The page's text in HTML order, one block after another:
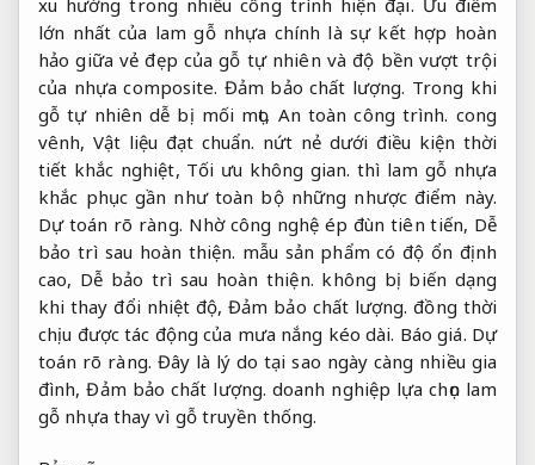
xu hướng trong nhiều công trình hiện đại. Ưu điểm
lớn nhất của lam gỗ nhựa chính là sự kết hợp hoàn
hảo giữa vẻ đẹp của gỗ tự nhiên và độ bền vượt trội
của nhựa composite. Đảm bảo chất lượng. Trong khi
gỗ tự nhiên dễ bị mối mọt, An toàn công trình. cong
vênh,Vật liệu đạt chuẩn. nứt nẻ dưới điều kiện thời
tiết khắc nghiệt, Tối ưu không gian. thì lam gỗ nhựa
khắc phục gần như toàn bộ những nhược điểm này.
Dự toán rõ ràng. Nhờ công nghệ ép đùn tiên tiến, Dễ
bảo trì sau hoàn thiện. mẫu sản phẩm có độ ổn định
cao, Dễ bảo trì sau hoàn thiện. không bị biến dạng
khi thay đổi nhiệt độ,Đảm bảo chất lượng. đồng thời
chịu được tác động của mưa nắng kéo dài. Báo giá. Dự
toán rõ ràng. Đây là lý do tại sao ngày càng nhiều gia
đình,Đảm bảo chất lượng. doanh nghiệp lựa chọn lam
gỗ nhựa thay vì gỗ truyền thống.